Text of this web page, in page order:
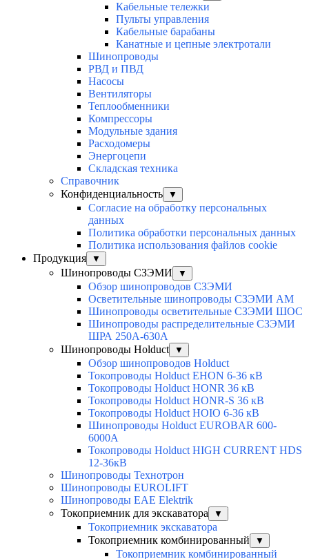
Кабельные тележки
Пульты управления
Кабельные барабаны
Канатные и цепные электротали
Шинопроводы
РВД и ПВД
Насосы
Вентиляторы
Теплообменники
Компрессоры
Модульные здания
Расходомеры
Энергоцепи
Складская техника
Справочник
Конфиденциальность
▼
Согласие на обработку персональных
данных
Политика обработки персональных данных
Политика использования файлов cookie
Продукция
▼
Шинопроводы СЗЭМИ ▼
Обзор шинопроводов СЗЭМИ
Осветительные шинопроводы СЗЭМИ АМ
Шинопроводы осветительные СЗЭМИ ШОС
Шинопроводы распределительные СЗЭМИ
ШРА 250А-630А
Шинопроводы Holduct
▼
Обзор шинопроводов Holduct
Токопроводы Holduct EHON 6-36 кВ
Токопроводы Holduct HONR 36 кВ
Токопроводы Holduct HONR-S 36 кВ
Токопроводы Holduct HOIO 6-36 кВ
Шинопроводы Holduct EUROBAR 600-
6000А
Токопроводы Holduct HIGH CURRENT HDS
12-36кВ
Шинопроводы Технотрон
Шинопроводы EUROLIFT
Шинопроводы EAE Elektrik
Токоприемник для экскаватора
▼
Токоприемник экскаватора
Токоприемник комбинированный
▼
Токоприемник комбинированный